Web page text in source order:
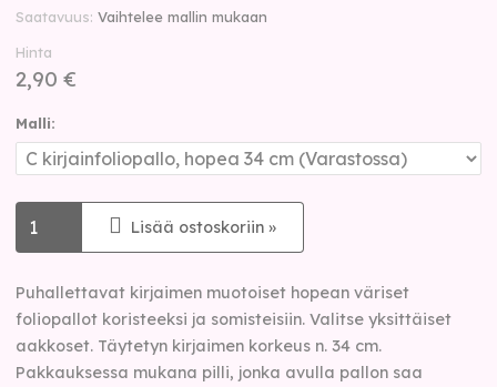
Saatavuus Vaihtelee mallin mukaan
Hinta
2,90 €
Malli:
Lisää ostoskoriin »
Puhallettavat kirjaimen muotoiset hopean väriset
foliopallot koristeeksi ja somisteisiin. Valitse yksittäiset
aakkoset. Täytetyn kirjaimen korkeus n. 34 cm.
Pakkauksessa mukana pilli, jonka avulla pallon saa